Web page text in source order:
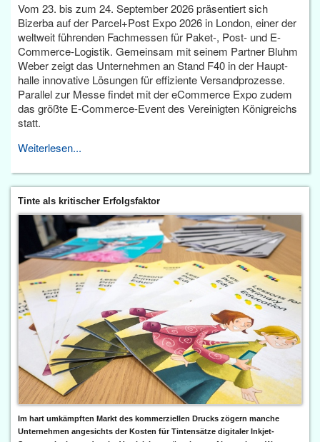
Vom 23. bis zum 24. September 2026 präsentiert sich
Bizerba auf der Parcel+Post Expo 2026 in London, einer der
weltweit führenden Fachmessen für Paket-, Post- und E-
Commerce-Logistik. Gemeinsam mit seinem Partner Bluhm
Weber zeigt das Unternehmen an Stand F40 in der Haupt­
halle innovative Lösungen für effiziente Versandprozesse.
Parallel zur Messe findet mit der eCommerce Expo zudem
das größte E-Commerce-Event des Vereinigten Königreichs
statt.
Weiterlesen...
Tinte als kritischer Erfolgsfaktor
Im hart umkämpften Markt des kommerziellen Drucks zögern manche
Unternehmen angesichts der Kosten für Tintensätze digitaler Inkjet-